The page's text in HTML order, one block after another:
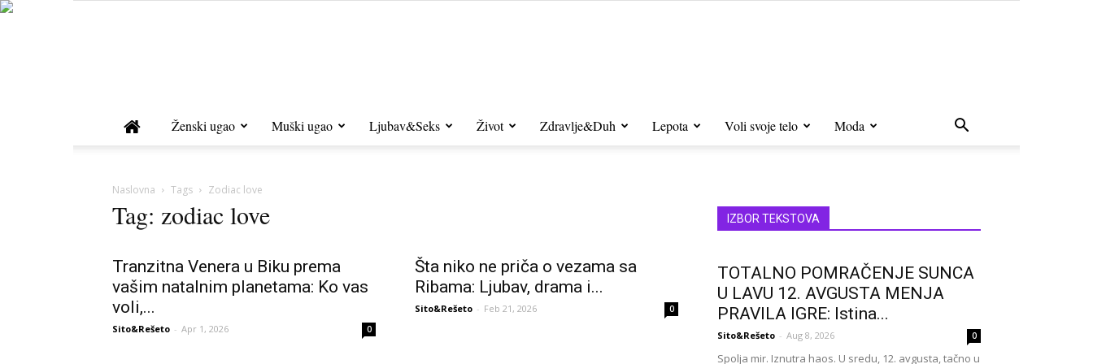
Ženski ugao Muški ugao Ljubav&Seks Život Zdravlje&Duh Lepota Voli svoje telo Moda
Naslovna Tags Zodiac love
Tag: zodiac love
Tranzitna Venera u Biku prema
vašim natalnim planetama: Ko vas
voli,...
Sito&Rešeto - Apr 1, 2026 0
Šta niko ne priča o vezama sa
Ribama: Ljubav, drama i...
Sito&Rešeto - Feb 21, 2026 0
IZBOR TEKSTOVA
TOTALNO POMRAČENJE SUNCA
U LAVU 12. AVGUSTA MENJA
PRAVILA IGRE: Istina...
Sito&Rešeto - Aug 8, 2026 0
Spolja mir. Iznutra haos. U sredu, 12. avgusta, tačno u